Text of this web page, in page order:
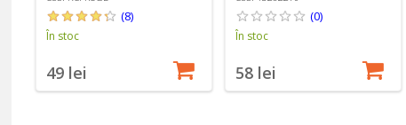
(8)
În stoc
49 lei
(0)
În stoc
58 lei